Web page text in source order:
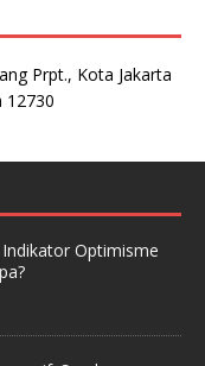
Prpt., Kota Jakarta
12730
Optimisme